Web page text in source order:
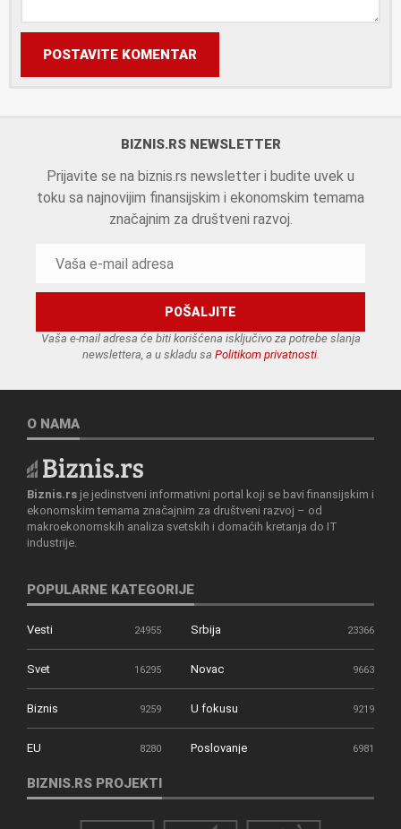
POSTAVITE KOMENTAR
BIZNIS.RS NEWSLETTER
Prijavite se na biznis.rs newsletter i budite uvek u
toku sa najnovijim finansijskim i ekonomskim temama
značajnim za društveni razvoj.
Vaša e-mail adresa će biti korišćena isključivo za potrebe slanja
newslettera, a u skladu sa Politikom privatnosti.
O NAMA
Biznis.rs je jedinstveni informativni portal koji se bavi finansijskim i
ekonomskim temama značajnim za društveni razvoj – od
makroekonomskih analiza svetskih i domaćih kretanja do IT
industrije.
POPULARNE KATEGORIJE
Vesti 24955 Srbija 23366
Svet 16295 Novac 9663
Biznis 9259 U fokusu 9219
EU 8280 Poslovanje 6981
BIZNIS.RS PROJEKTI